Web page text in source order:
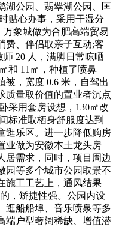
湖公园、翡翠湖公园、匡
贴心办事，采用干湿分
象城做为合肥高端贸易
费、伴侣取亲子互动;客
20 人，满脚日常晾晒
和 11㎡，种植了喷鼻
被，宽度 0.6 米，自驾出
质量取价值的置业者沉点
采用套房设想，130㎡改
标准取栖身舒服度达到
逛乐区。进一步降低购房
业做为安徽本土龙头房
居需求，同时，项目周边
园等多个城市公园取景不
施工工艺上，通风结果
，矫捷性强。公园内设
逛船船埠、音乐喷泉等多
端户型奢阔稀缺、增值潜